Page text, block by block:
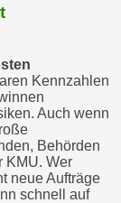
Kennzahlen
Auch wenn
Behörden
KMU. Wer
neue Aufträge
schnell auf